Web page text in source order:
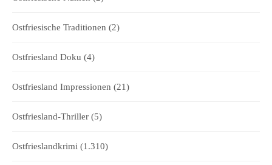
Ostfriesische Traditionen (2)
Ostfriesland Doku (4)
Ostfriesland Impressionen (21)
Ostfriesland-Thriller (5)
Ostfrieslandkrimi (1.310)